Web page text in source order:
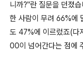
니까?"란 질문을 던졌
한 사람이 무려 66%에
도 47%에 이르렀죠(다
00이 넘어간다는 점에